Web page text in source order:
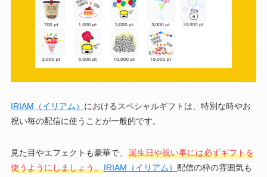
IRIAM（イリアム） におけるスペシャルギフトは、特別な時やお
祝い毎の配信に使うことが一般的です。
見た目やエフェクトも豪華で、
誕生日や祝い事には必ずギフトを
使うようにしましょう。IRIAM（イリアム） 配信の枠の雰囲気も